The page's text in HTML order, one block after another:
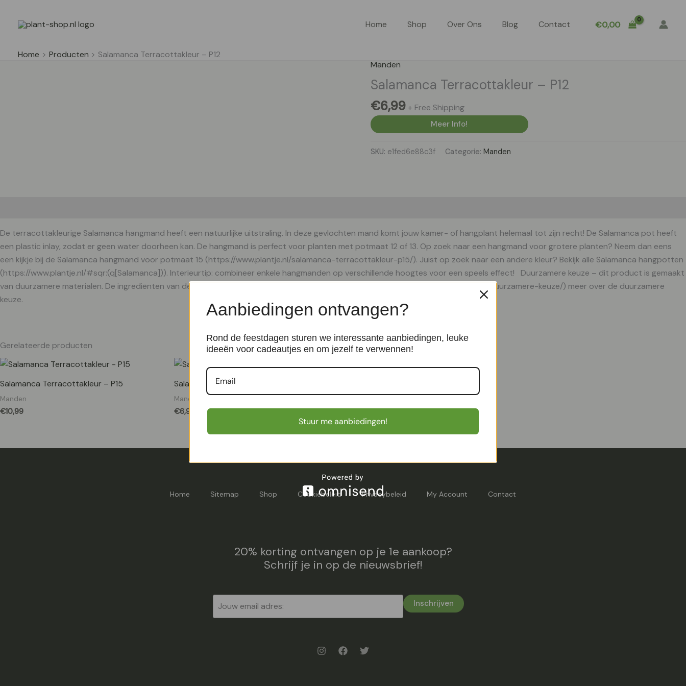
Home Shop Over Ons Blog Contact €0,00
Home Producten
Salamanca Terracottakleur – P12
Manden
Salamanca Terracottakleur – P12
€6,99 + Free Shipping
Meer Info!
SKU: e1fed6e88c3f Categorie: Manden
De terracottakleurige Salamanca hangmand heeft een natuurlijke uitstraling. In deze gevlochten mand komt jouw kamer- of hangplant helemaal tot zijn recht! De Salamanca pot heeft
een plastic inlay, zodat er geen water doorheen kan. De hangmand is perfect voor planten met potmaat 12 of 13. Op zoek naar een hangmand voor grotere planten? Neem dan eens
een kijkje bij de Salamanca hangmand voor potmaat 15 (https://www.plantje.nl/salamanca-terracottakleur-p15/). Juist op zoek naar een andere kleur? Bekijk alle Salamanca hangpotten
(https://www.plantje.nl/#sqr:(q[Salamanca])). Interieurtip: combineer enkele hangmanden op verschillende hoogtes voor een speels effect! Duurzamere keuze – dit product is gemaakt
van duurzamere materialen. De ingrediënten van de zeegras mand zijn bio-based en hernieuwbaar. Lees hier (https://www.plantje.nl/duurzamere-keuze/) meer over de duurzamere
keuze.
Gerelateerde producten
Salamanca Terracottakleur – P15
Manden
€10,99
Salamanca Paars – P12
Manden
€6,99 €14,99
Home Sitemap Shop Cookiebeleid Privacybeleid My Account Contact
20% korting ontvangen op je 1e aankoop?
Schrijf je in op de nieuwsbrief!
Inschrijven
Aanbiedingen ontvangen?
Rond de feestdagen sturen we interessante aanbiedingen, leuke
ideeën voor cadeautjes en om jezelf te verwennen!
Stuur me aanbiedingen!